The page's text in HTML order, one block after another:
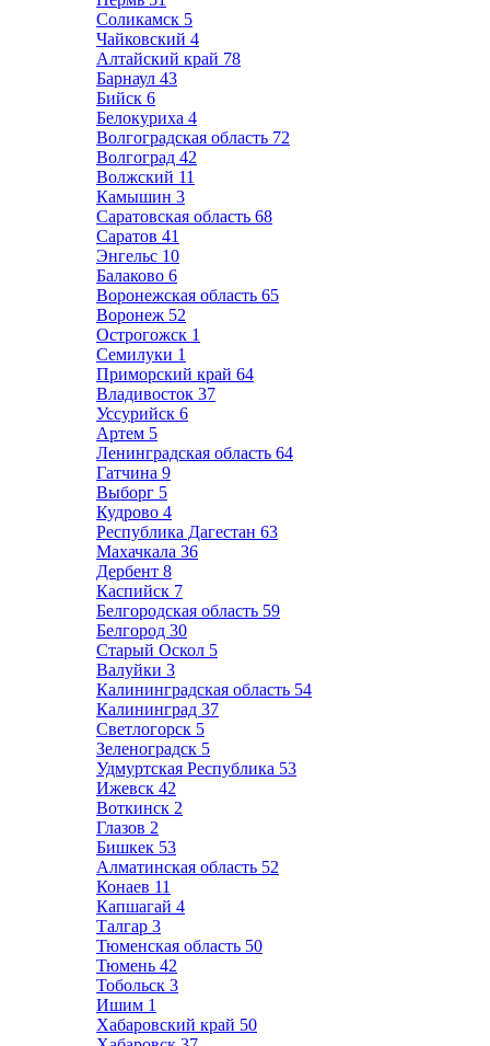
Соликамск 5
Чайковский 4
Алтайский край 78
Барнаул 43
Бийск 6
Белокуриха 4
Волгоградская область 72
Волгоград 42
Волжский 11
Камышин 3
Саратовская область 68
Саратов 41
Энгельс 10
Балаково 6
Воронежская область 65
Воронеж 52
Острогожск 1
Семилуки 1
Приморский край 64
Владивосток 37
Уссурийск 6
Артем 5
Ленинградская область 64
Гатчина 9
Выборг 5
Кудрово 4
Республика Дагестан 63
Махачкала 36
Дербент 8
Каспийск 7
Белгородская область 59
Белгород 30
Старый Оскол 5
Валуйки 3
Калининградская область 54
Калининград 37
Светлогорск 5
Зеленоградск 5
Удмуртская Республика 53
Ижевск 42
Воткинск 2
Глазов 2
Бишкек 53
Алматинская область 52
Конаев 11
Капшагай 4
Талгар 3
Тюменская область 50
Тюмень 42
Тобольск 3
Ишим 1
Хабаровский край 50